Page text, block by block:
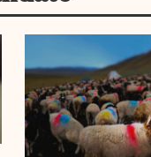
EXCLUSIV